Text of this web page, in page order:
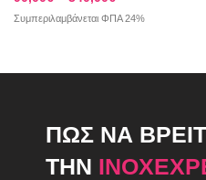
range:
340,00€
Συμπεριλαμβάνεται ΦΠΑ 24%
ΠΩΣ ΝΑ
ΤΗΝ